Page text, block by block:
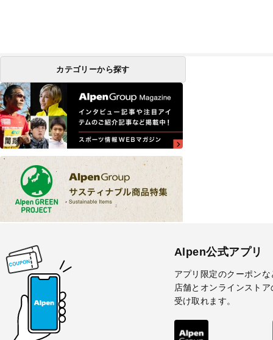
カテゴリーから探す
Alpen公式アプリ
アプリ限定のクーポンな
店舗とオンラインスト
受け取れます。